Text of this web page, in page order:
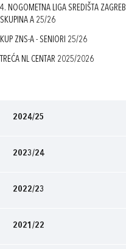
4. NOGOMETNA LIGA SREDIŠTA ZAGREB
SKUPINA A 25/26
KUP ZNS-A - SENIORI 25/26
TREĆA NL CENTAR 2025/2026
2024/25
2023/24
2022/23
2021/22